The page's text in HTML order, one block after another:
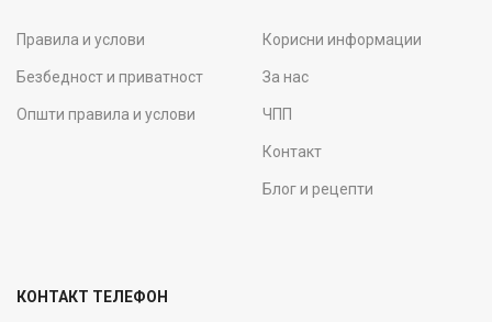
Правила и услови
Безбедност и приватност
Општи правила и услови
Корисни информации
За нас
ЧПП
Контакт
Блог и рецепти
КОНТАКТ ТЕЛЕФОН